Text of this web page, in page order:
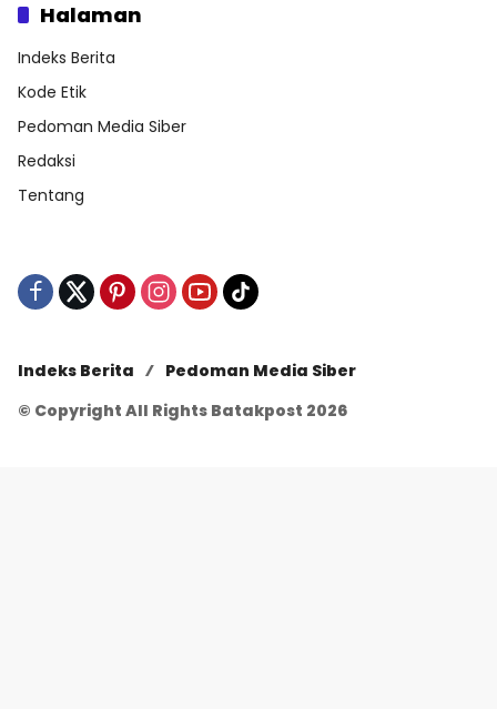
Halaman
Indeks Berita
Kode Etik
Pedoman Media Siber
Redaksi
Tentang
Indeks Berita
Pedoman Media Siber
© Copyright All Rights Batakpost 2026